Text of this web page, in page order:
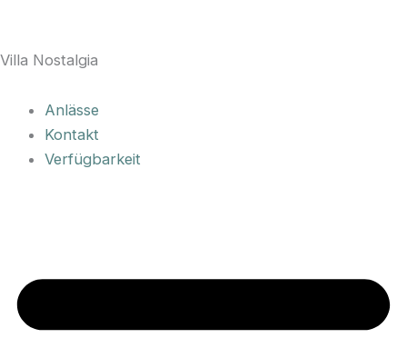
Villa Nostalgia
Anlässe
Kontakt
Verfügbarkeit